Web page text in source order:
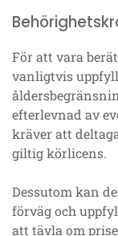
För att vara
vanligtvis
efterlevnad av
kräver att
giltig körlicens.
Dessutom kan
förväg och
att tävla om